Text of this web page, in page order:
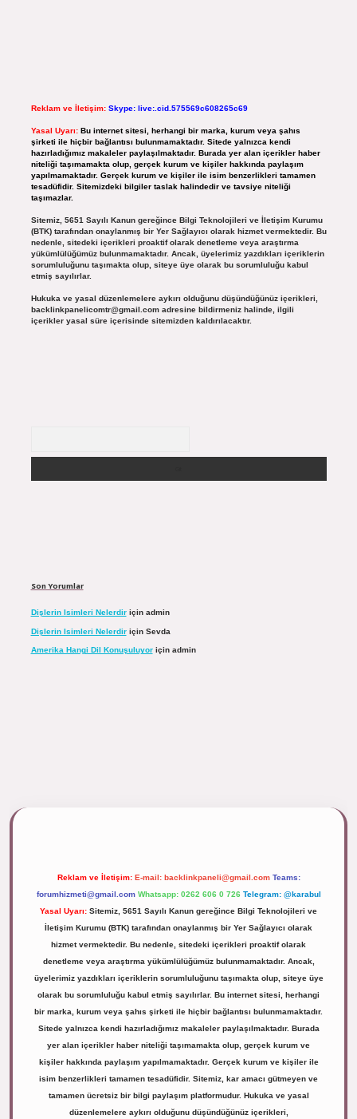
Reklam ve İletişim: Skype: live:.cid.575569c608265c69
Yasal Uyarı: Bu internet sitesi, herhangi bir marka, kurum veya şahıs
şirketi ile hiçbir bağlantısı bulunmamaktadır. Sitede yalnızca kendi
hazırladığımız makaleler paylaşılmaktadır. Burada yer alan içerikler haber
niteliği taşımamakta olup, gerçek kurum ve kişiler hakkında paylaşım
yapılmamaktadır. Gerçek kurum ve kişiler ile isim benzerlikleri tamamen
tesadüfidir. Sitemizdeki bilgiler taslak halindedir ve tavsiye niteliği
taşımazlar.
Sitemiz, 5651 Sayılı Kanun gereğince Bilgi Teknolojileri ve İletişim Kurumu
(BTK) tarafından onaylanmış bir Yer Sağlayıcı olarak hizmet vermektedir. Bu
nedenle, sitedeki içerikleri proaktif olarak denetleme veya araştırma
yükümlülüğümüz bulunmamaktadır. Ancak, üyelerimiz yazdıkları içeriklerin
sorumluluğunu taşımakta olup, siteye üye olarak bu sorumluluğu kabul
etmiş sayılırlar.
Hukuka ve yasal düzenlemelere aykırı olduğunu düşündüğünüz içerikleri,
backlinkpanelicomtr@gmail.comadresine bildirmeniz halinde, ilgili
içerikler yasal süre içerisinde sitemizden kaldırılacaktır.
Son Yorumlar
Dişlerin Isimleri Nelerdiriçin admin
Dişlerin Isimleri Nelerdiriçin Sevda
Amerika Hangi Dil Konuşuluyoriçin admin
Reklam ve İletişim: E-mail: backlinkpaneli@gmail.com Teams:
forumhizmeti@gmail.com Whatsapp: 0262 606 0 726 Telegram: @karabul
Yasal Uyarı: Sitemiz, 5651 Sayılı Kanun gereğince Bilgi Teknolojileri ve
İletişim Kurumu (BTK) tarafından onaylanmış bir Yer Sağlayıcı olarak
hizmet vermektedir. Bu nedenle, sitedeki içerikleri proaktif olarak
denetleme veya araştırma yükümlülüğümüz bulunmamaktadır. Ancak,
üyelerimiz yazdıkları içeriklerin sorumluluğunu taşımakta olup, siteye üye
olarak bu sorumluluğu kabul etmiş sayılırlar. Bu internet sitesi, herhangi
bir marka, kurum veya şahıs şirketi ile hiçbir bağlantısı bulunmamaktadır.
Sitede yalnızca kendi hazırladığımız makaleler paylaşılmaktadır. Burada
yer alan içerikler haber niteliği taşımamakta olup, gerçek kurum ve
kişiler hakkında paylaşım yapılmamaktadır. Gerçek kurum ve kişiler ile
isim benzerlikleri tamamen tesadüfidir. Sitemiz, kar amacı gütmeyen ve
tamamen ücretsiz bir bilgi paylaşım platformudur. Hukuka ve yasal
düzenlemelere aykırı olduğunu düşündüğünüz içerikleri,